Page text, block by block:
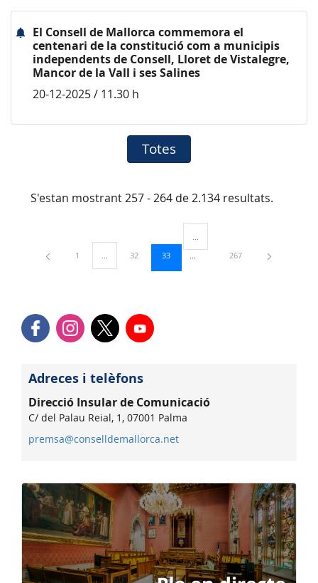
El Consell de Mallorca commemora el
centenari de la constitució com a municipis
independents de Consell, Lloret de Vistalegre,
Mancor de la Vall i ses Salines
20-12-2025 / 11.30 h
Totes
S'estan mostrant 257 - 264 de 2.134 resultats.
Pàgina
1 ...Pàgines intermèdies Utilitzeu TAB per navegar.
Pàgina
32 Pàgina
33
Pàgines intermèdies Utilitzeu
Pàgina
267
Adreces i telèfons
Direcció Insular de Comunicació
C/ del Palau Reial, 1, 07001 Palma
premsa@conselldemallorca.net